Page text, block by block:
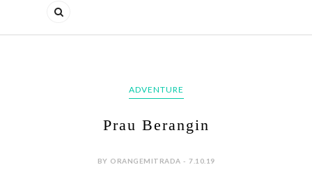
ADVENTURE
Prau Berangin
BY ORANGEMITRADA - 7.10.19